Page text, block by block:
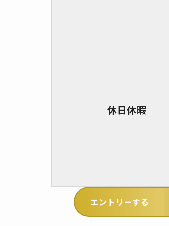
休日休暇
エントリーする